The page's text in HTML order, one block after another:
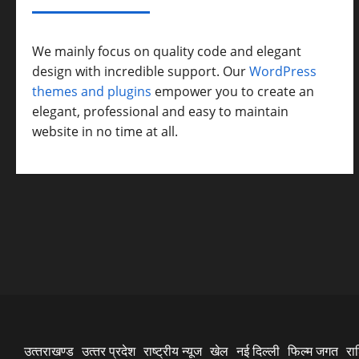
We mainly focus on quality code and elegant
design with incredible support. OurWordPress
themes and plugins empower you to create an
elegant, professional and easy to maintain
website in no time at all.
उत्‍तराखण्‍ड उत्‍तर प्रदेश राष्ट्रीय न्यूज खेल नई दिल्ली फिल्‍म जगत